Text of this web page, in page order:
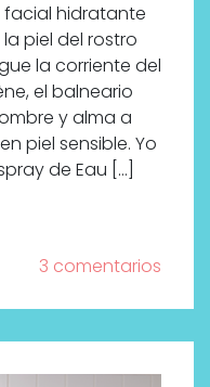
facial hidratante
piel del rostro
la corriente del
el balneario
y alma a
piel sensible. Yo
de Eau […]
3 comentarios